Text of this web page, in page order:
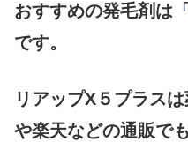
おすすめの発毛剤は「
です。
リアップX５プラス
や楽天などの通販で